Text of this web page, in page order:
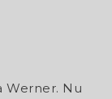
Werner. Nu